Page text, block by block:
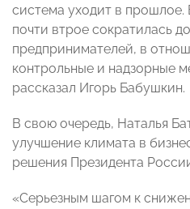
система уходит в прошлое.
почти втрое сократилась
предпринимателей, в
контрольные и надзорные
рассказал Игорь Бабушкин.
В свою очередь, Наталья
улучшение климата в
решения Президента
«Серьезным шагом к